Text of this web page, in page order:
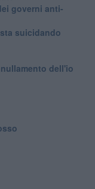
governi anti-
suicidando
dell'io